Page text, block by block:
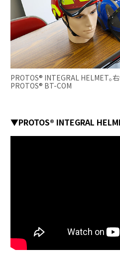
PROTOS® INTEGRAL HELMET。
PROTOS® BT-COM
▼PROTOS® INTEGRAL